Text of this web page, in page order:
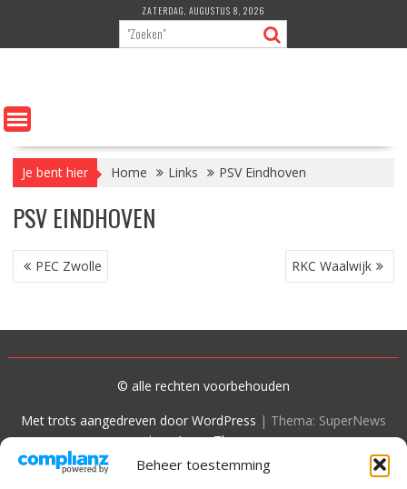
Beheer toestemming
de
ZATERDAG, AUGUSTUS 8, 2026
Je bent hier Home Links PSV Eindhoven
PSV EINDHOVEN
BERICHT
NAVIGATIE
PEC Zwolle RKC Waalwijk
© alle rechten voorbehouden
Met trots aangedreven door WordPress | Thema: SuperNews
doorAcme Themes